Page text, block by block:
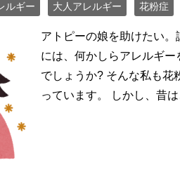
ルギー 大人アレルギー 花粉症
アトピーの娘を助けたい
には、何かしらアレルギ
でしょうか? そんな私も花
っています。 しかし、昔